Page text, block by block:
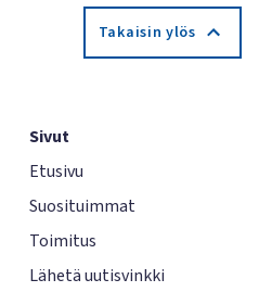
Takaisin ylös
Sivut
Etusivu
Suosituimmat
Toimitus
Lähetä uutisvinkki